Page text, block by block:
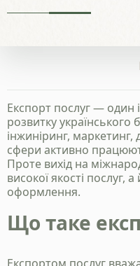
Експорт послуг — один
розвитку українського
інжиніринг, маркетинг,
сфери активно
Проте вихід на
високої якості
оформлення.
Що таке